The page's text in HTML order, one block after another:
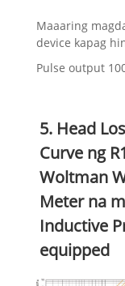
Maaaring
device kapag
Pulse output
5. Head
Curve ng
Woltman
Meter na
Inductive
equipped